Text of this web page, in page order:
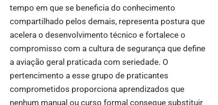
tempo em que se beneficia do conhecimento
compartilhado pelos demais, representa postura que
acelera o desenvolvimento técnico e fortalece o
compromisso com a cultura de segurança que define
a aviação geral praticada com seriedade. O
pertencimento a esse grupo de praticantes
comprometidos proporciona aprendizados que
nenhum manual ou curso formal consegue substituir